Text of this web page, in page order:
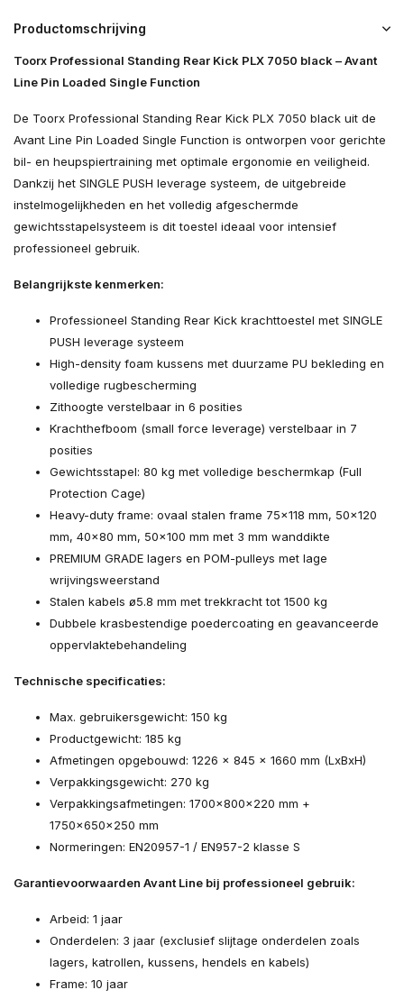
Productomschrijving
Toorx Professional Standing Rear Kick PLX 7050 black – Avant
Line Pin Loaded Single Function
De Toorx Professional Standing Rear Kick PLX 7050 black uit de
Avant Line Pin Loaded Single Function is ontworpen voor gerichte
bil- en heupspiertraining met optimale ergonomie en veiligheid.
Dankzij het SINGLE PUSH leverage systeem, de uitgebreide
instelmogelijkheden en het volledig afgeschermde
gewichtsstapelsysteem is dit toestel ideaal voor intensief
professioneel gebruik.
Belangrijkste kenmerken:
Professioneel Standing Rear Kick krachttoestel met SINGLE
PUSH leverage systeem
High-density foam kussens met duurzame PU bekleding en
volledige rugbescherming
Zithoogte verstelbaar in 6 posities
Krachthefboom (small force leverage) verstelbaar in 7
posities
Gewichtsstapel: 80 kg met volledige beschermkap (Full
Protection Cage)
Heavy-duty frame: ovaal stalen frame 75x118 mm, 50x120
mm, 40x80 mm, 50x100 mm met 3 mm wanddikte
PREMIUM GRADE lagers en POM-pulleys met lage
wrijvingsweerstand
Stalen kabels ø5.8 mm met trekkracht tot 1500 kg
Dubbele krasbestendige poedercoating en geavanceerde
oppervlaktebehandeling
Technische specificaties:
Max. gebruikersgewicht: 150 kg
Productgewicht: 185 kg
Afmetingen opgebouwd: 1226 x 845 x 1660 mm (LxBxH)
Verpakkingsgewicht: 270 kg
Verpakkingsafmetingen: 1700x800x220 mm +
1750x650x250 mm
Normeringen: EN20957-1 / EN957-2 klasse S
Garantievoorwaarden Avant Line bij professioneel gebruik:
Arbeid: 1 jaar
Onderdelen: 3 jaar (exclusief slijtage onderdelen zoals
lagers, katrollen, kussens, hendels en kabels)
Frame: 10 jaar